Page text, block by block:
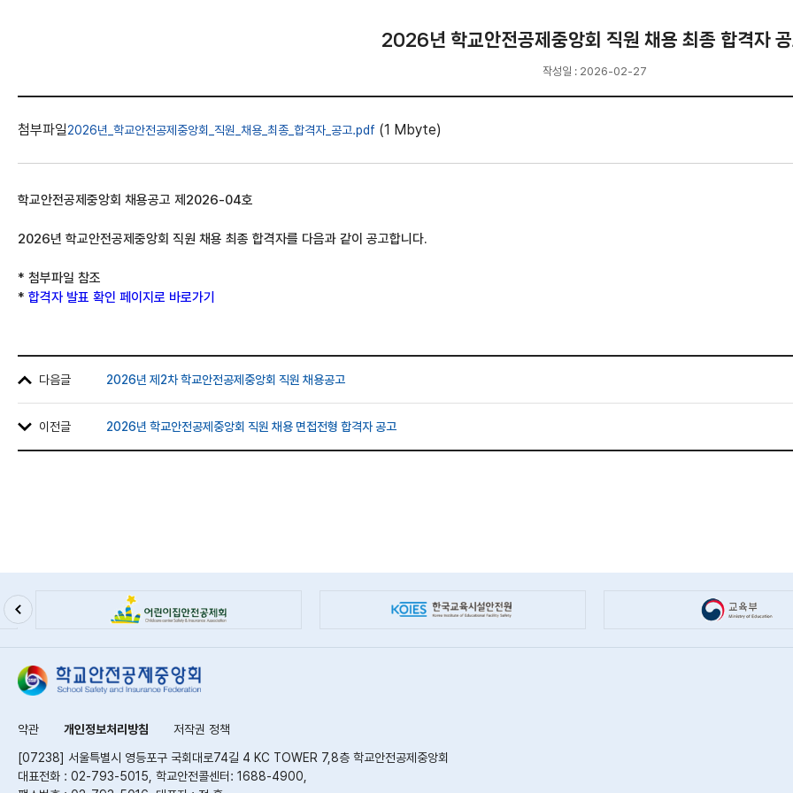
2026년 학교안전공제중앙회 직원 채용 최종 합격자
작성일 : 2026-02-27
첨부파일2026년_학교안전공제중앙회_직원_채용_최종_합격자_공고.pdf (1 Mbyte)
학교안전공제중앙회 채용공고 제2026-04호
2026년 학교안전공제중앙회 직원 채용 최종 합격자를 다음과 같이 공고합니다.
* 첨부파일 참조
* 합격자 발표 확인 페이지로 바로가기
다음글 2026년 제2차 학교안전공제중앙회 직원 채용공고
이전글 2026년 학교안전공제중앙회 직원 채용 면접전형 합격자 공고
약관 개인정보처리방침
저작권 정책
[07238] 서울특별시 영등포구 국회대로74길 4 KC TOWER 7,8층 학교안전공제중앙회
대표전화 : 02-793-5015, 학교안전콜센터: 1688-4900,